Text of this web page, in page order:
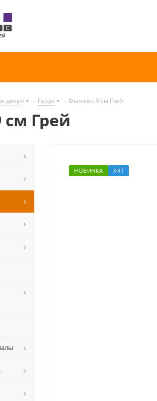
двери - Гарда - Фьюжен 9 см Грей
Грей
НОВИНКА ХИТ